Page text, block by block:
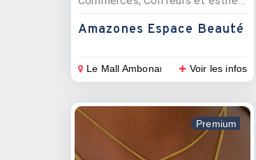
Amazones Espace Beauté
Le Mall Ambonara et Voir les infos
Premium